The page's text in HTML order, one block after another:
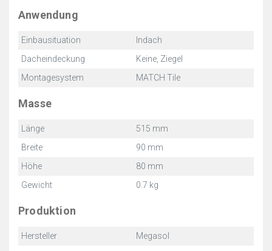
Anwendung
Einbausituation
Indach
Dacheindeckung
Keine, Ziegel
Montagesystem
MATCH Tile
Masse
Länge
515 mm
Breite
90 mm
Höhe
80 mm
Gewicht
0.7 kg
Produktion
Hersteller Megasol